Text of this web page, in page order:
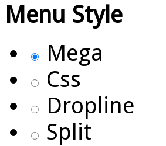
Menu Style
Mega
Css
Dropline
Split